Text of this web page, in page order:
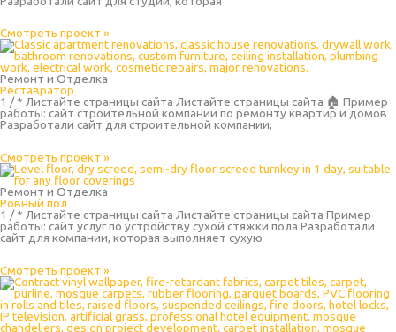
Смотреть проект »
Ремонт и Отделка
Реставратор
1 / * Листайте страницы сайта Листайте страницы сайта 🏠 Пример
работы: сайт строительной компании по ремонту квартир и домов
Разработали сайт для строительной компании,
Смотреть проект »
Ремонт и Отделка
Ровный пол
1 / * Листайте страницы сайта Листайте страницы сайта Пример
работы: сайт услуг по устройству сухой стяжки пола Разработали
сайт для компании, которая выполняет сухую
Смотреть проект »